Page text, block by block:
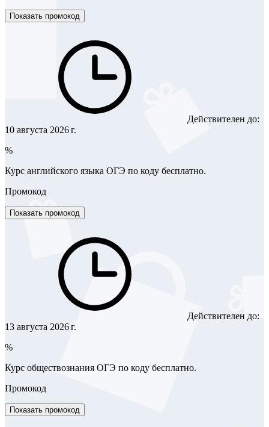
Показать промокод
Действителен до:
10 августа 2026 г.
%
Курс английского языка ОГЭ по коду бесплатно.
Промокод
Показать промокод
Действителен до:
13 августа 2026 г.
%
Курс обществознания ОГЭ по коду бесплатно.
Промокод
Показать промокод